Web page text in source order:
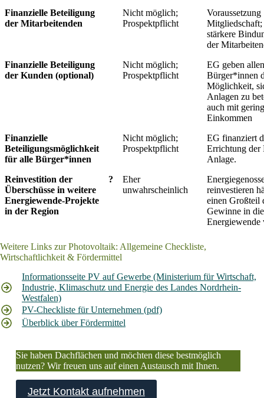
Finanzielle Beteiligung
der Mitarbeitenden
Nicht möglich;
Prospektpflicht
Voraussetzung
Mitgliedschaft;
stärkere
der
Finanzielle Beteiligung
der Kunden (optional)
Nicht möglich;
Prospektpflicht
EG geben allen
Bürger*innen
Möglichkeit,
Anlagen zu
auch mit
Einkommen
Finanzielle
Beteiligungsmöglichkeit
für alle Bürger*innen
Nicht möglich;
Prospektpflicht
EG finanziert
Errichtung der
Anlage.
Reinvestition der
Überschüsse in weitere
Energiewende-Projekte
in der Region
?
Eher
unwahrscheinlich
reinvestieren
einen Großteil
Gewinne in die
Energiewende
Weitere Links zur Photovoltaik: Allgemeine Checkliste,
Wirtschaftlichkeit & Fördermittel
Informationsseite PV auf Gewerbe (Ministerium für Wirtschaft,
Industrie, Klimaschutz und Energie des Landes Nordrhein-
Westfalen)
PV-Checkliste für Unternehmen (pdf)
Überblick über Fördermittel
Sie haben Dachflächen und möchten diese bestmöglich
nutzen? Wir freuen uns auf einen Austausch mit Ihnen.
Jetzt Kontakt aufnehmen